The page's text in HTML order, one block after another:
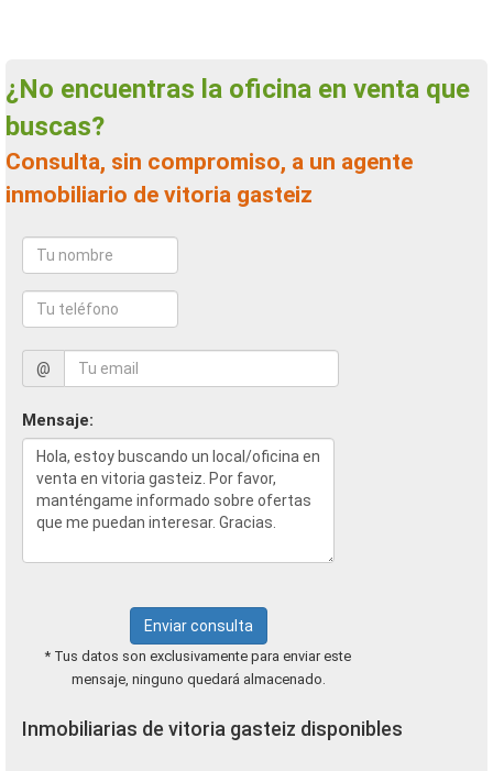
¿No encuentras la oficina en venta que
buscas?
Consulta, sin compromiso, a un agente
inmobiliario de vitoria gasteiz
@
Mensaje:
Enviar consulta
* Tus datos son exclusivamente para enviar este
mensaje, ninguno quedará almacenado.
Inmobiliarias de vitoria gasteiz disponibles